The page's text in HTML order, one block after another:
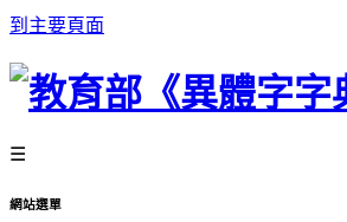
到主要頁面
☰
網站選單